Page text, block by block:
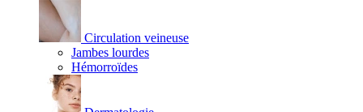
Circulation veineuse
Jambes lourdes
Hémorroïdes